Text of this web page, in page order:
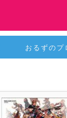
おるずのプ